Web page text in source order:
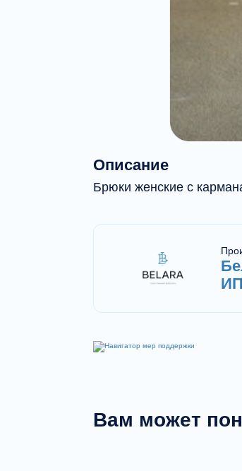
Описание
Брюки женские с
ИП
Вам может